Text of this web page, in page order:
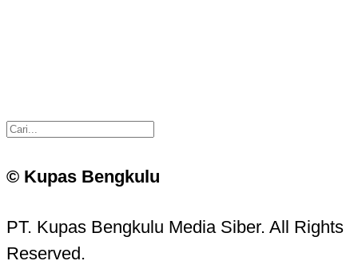
© Kupas Bengkulu
PT. Kupas Bengkulu Media Siber. All Rights
Reserved.